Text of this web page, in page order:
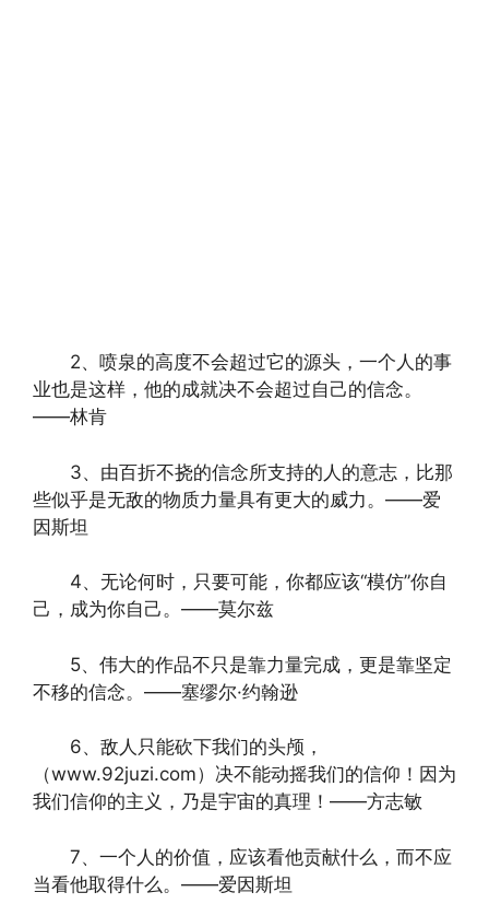
2、喷泉的高度不会超过它的源头，一个人的事
业也是这样，他的成就决不会超过自己的信念。
——林肯
3、由百折不挠的信念所支持的人的意志，比那
些似乎是无敌的物质力量具有更大的威力。——爱
因斯坦
4、无论何时，只要可能，你都应该“模仿”你自
己，成为你自己。——莫尔兹
5、伟大的作品不只是靠力量完成，更是靠坚定
不移的信念。——塞缪尔·约翰逊
6、敌人只能砍下我们的头颅，
（www.92juzi.com）决不能动摇我们的信仰！因为
我们信仰的主义，乃是宇宙的真理！——方志敏
7、一个人的价值，应该看他贡献什么，而不应
当看他取得什么。——爱因斯坦